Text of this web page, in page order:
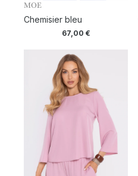
MOE
Chemisier bleu
67,00 €